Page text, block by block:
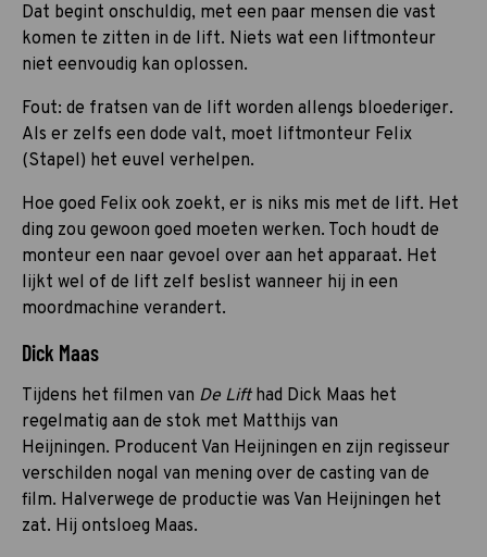
Dat begint onschuldig, met een paar mensen die vast
komen te zitten in de lift. Niets wat een liftmonteur
niet eenvoudig kan oplossen.
Fout: de fratsen van de lift worden allengs bloederiger.
Als er zelfs een dode valt, moet liftmonteur Felix
(Stapel) het euvel verhelpen.
Hoe goed Felix ook zoekt, er is niks mis met de lift. Het
ding zou gewoon goed moeten werken. Toch houdt de
monteur een naar gevoel over aan het apparaat. Het
lijkt wel of de lift zelf beslist wanneer hij in een
moordmachine verandert.
Dick Maas
Tijdens het filmen van De Lift had Dick Maas het
regelmatig aan de stok met Matthijs van
Heijningen. Producent Van Heijningen en zijn regisseur
verschilden nogal van mening over de casting van de
film. Halverwege de productie was Van Heijningen het
zat. Hij ontsloeg Maas.